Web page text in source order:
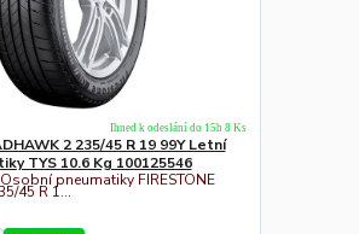
2 235/45 R 19 99Y Letní
TYS 10.6 Kg 100125546
pneumatiky FIRESTONE
45 R 1...
Ihned k odeslání do 15h 8 Ks